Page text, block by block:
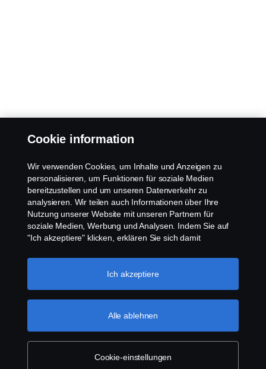
Cookie information
Wir verwenden Cookies, um Inhalte und Anzeigen zu
personalisieren, um Funktionen für soziale Medien
bereitzustellen und um unseren Datenverkehr zu
analysieren. Wir teilen auch Informationen über Ihre
Nutzung unserer Website mit unseren Partnern für
soziale Medien, Werbung und Analysen. Indem Sie auf
"Ich akzeptiere" klicken, erklären Sie sich damit
Informationen weitergegeben werden. Sie können Ihre
Cookies auch verwalten, indem Sie auf die "Cookie-
bitte unseren Abschnitt über Cookies, den Sie durch
Klicken auf den Link unter diesem Text finden
können. Weitere Informationen zum Datenschutz
Cookie-einstellungen
Alle ablehnen
Ich akzeptiere